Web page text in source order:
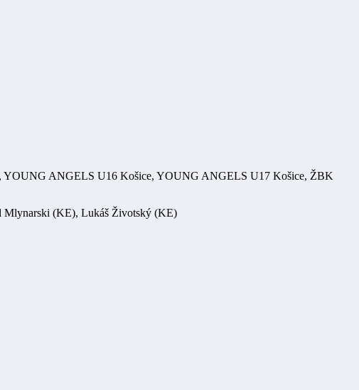
, YOUNG ANGELS U16 Košice, YOUNG ANGELS U17 Košice, ŽBK
Mlynarski (KE), Lukáš Životský (KE)